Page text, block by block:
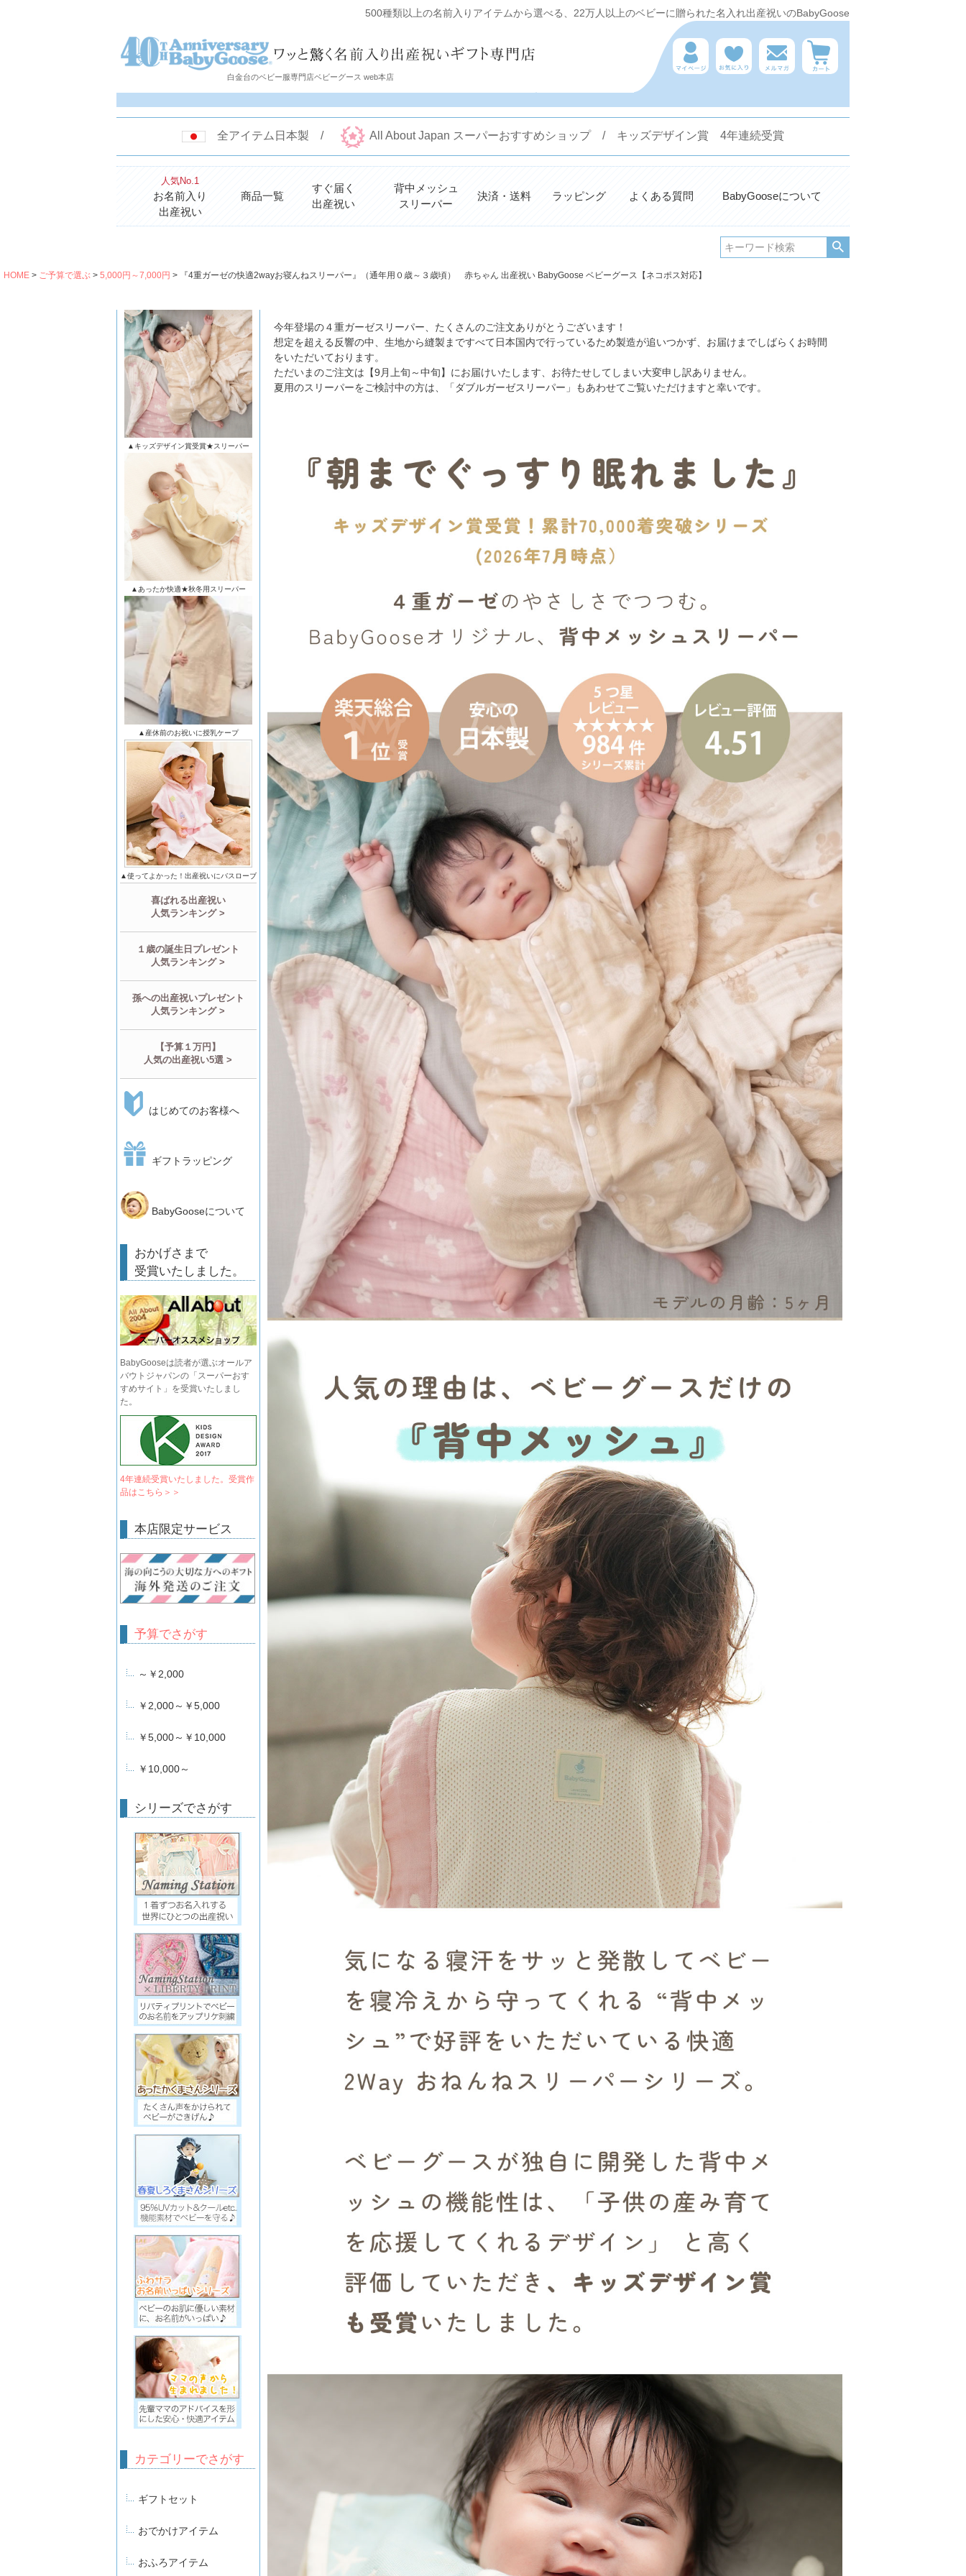
500種類以上の名前入りアイテムから選べる、22万人以上のベビーに贈られた名入れ出産祝いのBabyGoose
白金台のベビー服専門店ベビーグース web本店
全アイテム日本製 / All About Japan スーパーおすすめショップ / キッズデザイン賞 4年連続受賞
人気No.1
お名前入り
出産祝い
商品一覧
すぐ届く
出産祝い
背中メッシュ
スリーパー
決済・送料 ラッピング よくある質問 BabyGooseについて
HOME ご予算で選ぶ 5,000円～7,000円 『4重ガーゼの快適2wayお寝んねスリーパー』（通年用０歳～３歳頃） 赤ちゃん 出産祝い BabyGoose ベビーグース【ネコポス対応】
▲キッズデザイン賞受賞★スリーパー
▲あったか快適★秋冬用スリーパー
▲産休前のお祝いに授乳ケープ
▲使ってよかった！出産祝いにバスローブ
喜ばれる出産祝い
人気ランキング >
１歳の誕生日プレゼント
人気ランキング >
孫への出産祝いプレゼント
人気ランキング >
【予算１万円】
人気の出産祝い5選 >
はじめてのお客様へ
ギフトラッピング
BabyGooseについて
おかげさまで
受賞いたしました。
BabyGooseは読者が選ぶオールア
バウトジャパンの「スーパーおす
すめサイト」を受賞いたしまし
た。
4年連続受賞いたしました。受賞作
品はこちら＞＞
本店限定サービス
予算でさがす
～￥2,000
￥2,000～￥5,000
￥5,000～￥10,000
￥10,000～
シリーズでさがす
カテゴリーでさがす
ギフトセット
おでかけアイテム
おふろアイテム
今年登場の４重ガーゼスリーパー、たくさんのご注文ありがとうございます！
想定を超える反響の中、生地から縫製まですべて日本国内で行っているため製造が追いつかず、お届けまでしばらくお時間
をいただいております。
ただいまのご注文は【9月上旬～中旬】にお届けいたします、お待たせしてしまい大変申し訳ありません。
夏用のスリーパーをご検討中の方は、「ダブルガーゼスリーパー」もあわせてご覧いただけますと幸いです。